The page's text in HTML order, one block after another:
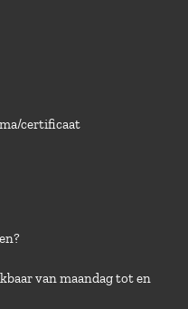
certificaat
van maandag tot en